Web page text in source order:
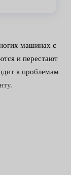
машинах с
и перестают
к проблемам